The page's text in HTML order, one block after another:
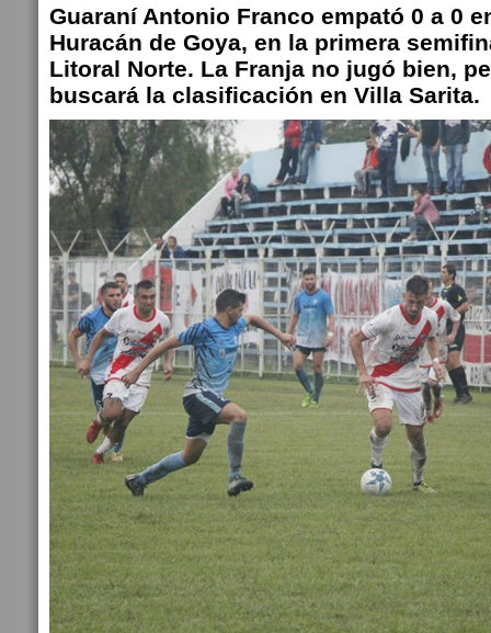
Guaraní Antonio Franco empató 0 a 0
Huracán de Goya, en la primera
Litoral Norte. La Franja no jugó bien,
buscará la clasificación en Villa Sarita.